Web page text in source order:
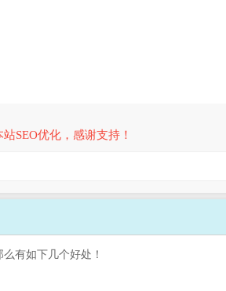
SEO优化，感谢支持！
有如下几个好处！